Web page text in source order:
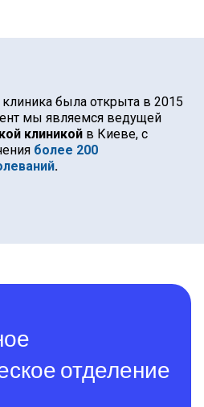
была открыта в 2015
мы являемся ведущей
клиникой в Киеве, с
более 200
.
отделение